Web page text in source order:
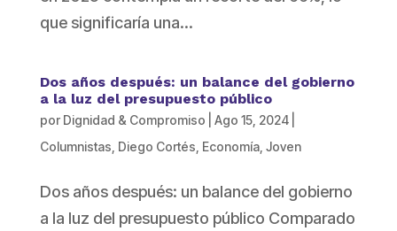
que significaría una...
Dos años después: un balance del gobierno
a la luz del presupuesto público
por Dignidad & Compromiso Ago 15, 2024|
Columnistas Diego Cortés Economía, Joven
Dos años después: un balance del gobierno
a la luz del presupuesto público Comparado